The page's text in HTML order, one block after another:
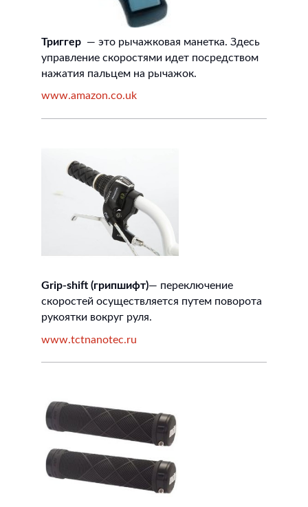
Триггер — это рычажковая манетка. Здесь
управление скоростями идет посредством
нажатия пальцем на рычажок.
www.amazon.co.uk
Grip-shift (грипшифт)— переключение
скоростей осуществляется путем поворота
рукоятки вокруг руля.
www.tctnanotec.ru